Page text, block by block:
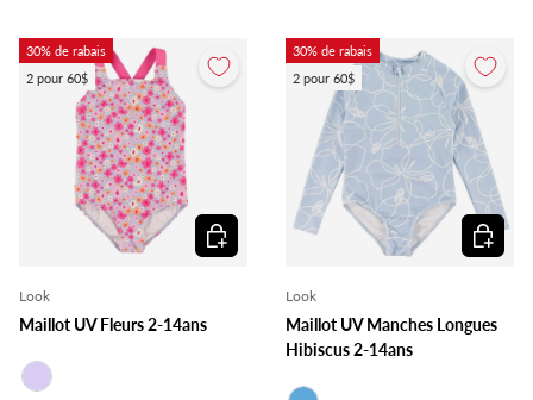
30% de rabais
2 pour 60$
Look
Maillot UV Fleurs 2-14ans
Choisir les options
30% de rabais
2 pour 60$
Look
Maillot UV Manches Longues
Hibiscus 2-14ans
Choisir